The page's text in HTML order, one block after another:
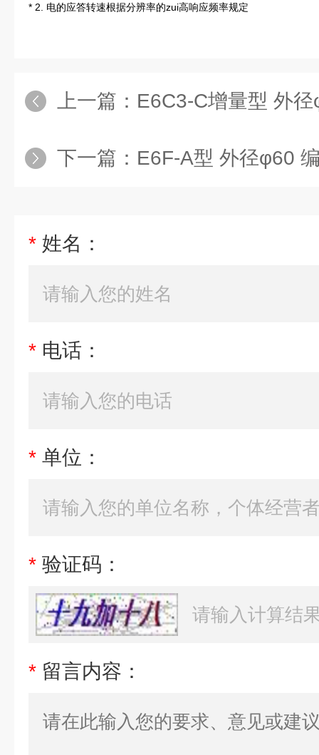
* 2. 电的应答转速根据分辨率的zui高响应频率规定
上一篇： E6C3-C增量型 外
下一篇： E6F-A型 外径φ60
* 姓名：
* 电话：
* 单位：
* 验证码：
* 留言内容：